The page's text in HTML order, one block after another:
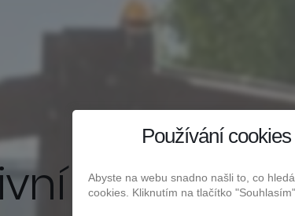
Používání
Abyste na webu snadno našli to, co
cookies. Kliknutím na tlačítko
jezdecký